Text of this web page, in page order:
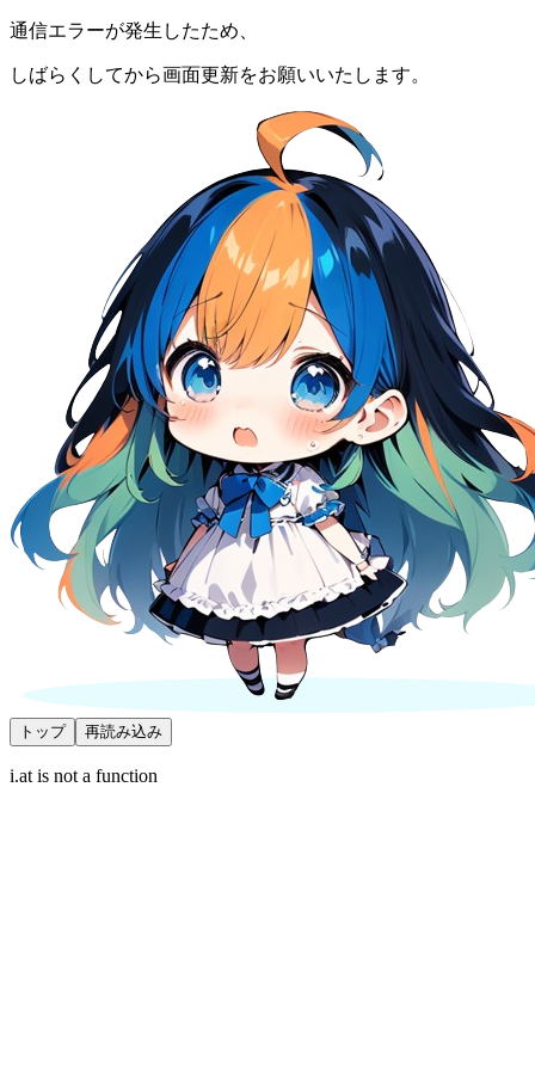
通信エラーが発生したため、
しばらくしてから画面更新をお願いいたします。
トップ 再読み込み
i.at is not a function